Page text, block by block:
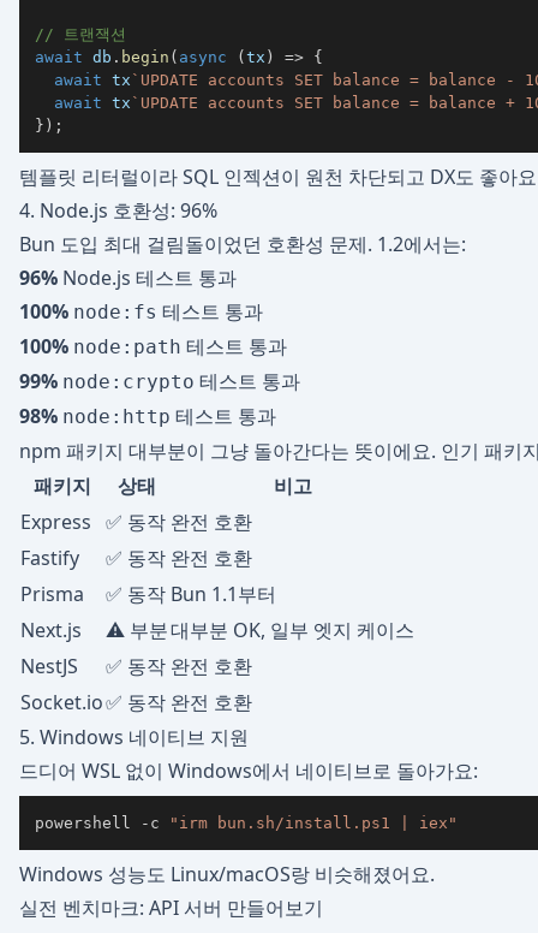
// 트랜잭션
await db . begin ( async (tx ) => {
await tx ` UPDATE accounts SET balance = balance -
await tx ` UPDATE accounts SET balance = balance +
} ) ;
템플릿 리터럴이라 SQL 인젝션이 원천 차단되고 DX도 좋아
4. Node.js 호환성: 96%
Bun 도입 최대 걸림돌이었던 호환성 문제. 1.2에서는:
96% Node.js 테스트 통과
100% node:fs 테스트 통과
100% node:path 테스트 통과
99% node:crypto 테스트 통과
98% node:http 테스트 통과
npm 패키지 대부분이 그냥 돌아간다는 뜻이에요. 인기 패키
패키지
상태
비고
Express ✅ 동작 완전 호환
Fastify
✅ 동작 완전 호환
Prisma
✅ 동작 Bun 1.1부터
Next.js
⚠️ 부분대부분 OK, 일부 엣지 케이스
NestJS
✅ 동작 완전 호환
Socket.io✅ 동작 완전 호환
5. Windows 네이티브 지원
드디어 WSL 없이 Windows에서 네이티브로 돌아가요:
powershell - c "irm bun.sh/install.ps1 | iex"
Windows 성능도 Linux/macOS랑 비슷해졌어요.
실전 벤치마크: API 서버 만들어보기